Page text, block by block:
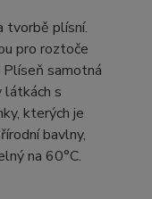
tvorbě plísní.
pro roztoče
samotná
látkách s
kterých je
bavlny,
na 60°C.